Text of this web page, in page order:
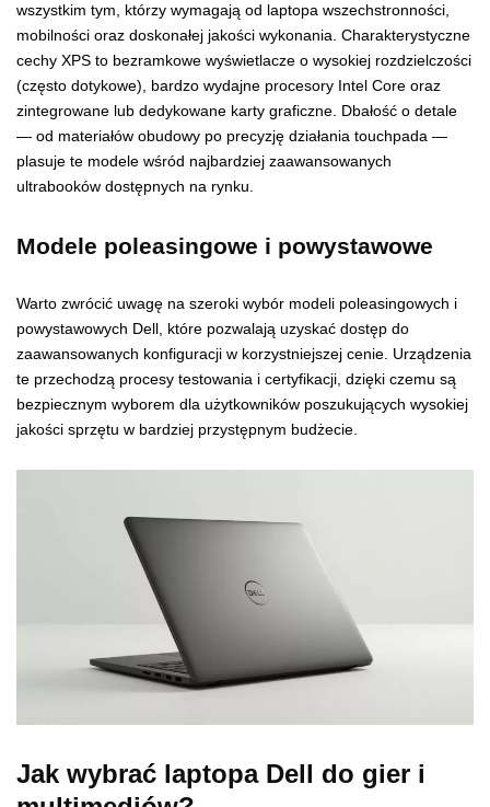
wszystkim tym, którzy wymagają od laptopa wszechstronności,
mobilności oraz doskonałej jakości wykonania. Charakterystyczne
cechy XPS to bezramkowe wyświetlacze o wysokiej rozdzielczości
(często dotykowe), bardzo wydajne procesory Intel Core oraz
zintegrowane lub dedykowane karty graficzne. Dbałość o detale
— od materiałów obudowy po precyzję działania touchpada —
plasuje te modele wśród najbardziej zaawansowanych
ultrabooków dostępnych na rynku.
Modele poleasingowe i powystawowe
Warto zwrócić uwagę na szeroki wybór modeli poleasingowych i
powystawowych Dell, które pozwalają uzyskać dostęp do
zaawansowanych konfiguracji w korzystniejszej cenie. Urządzenia
te przechodzą procesy testowania i certyfikacji, dzięki czemu są
bezpiecznym wyborem dla użytkowników poszukujących wysokiej
jakości sprzętu w bardziej przystępnym budżecie.
Jak wybrać laptopa Dell do gier i